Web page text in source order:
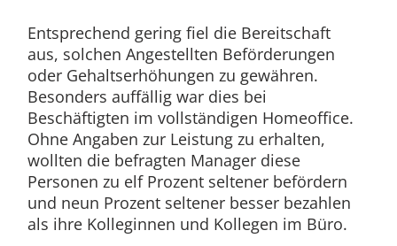
Entsprechend gering fiel die Bereitschaft
aus, solchen Angestellten Beförderungen
oder Gehaltserhöhungen zu gewähren.
Besonders auffällig war dies bei
Beschäftigten im vollständigen Homeoffice.
Ohne Angaben zur Leistung zu erhalten,
wollten die befragten Manager diese
Personen zu elf Prozent seltener befördern
und neun Prozent seltener besser bezahlen
als ihre Kolleginnen und Kollegen im Büro.